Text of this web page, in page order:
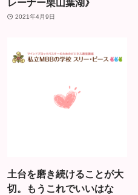
レーナー栗山葉湖》
2021年4月9日
土台を磨き続けることが大
切。もうこれでいいはな